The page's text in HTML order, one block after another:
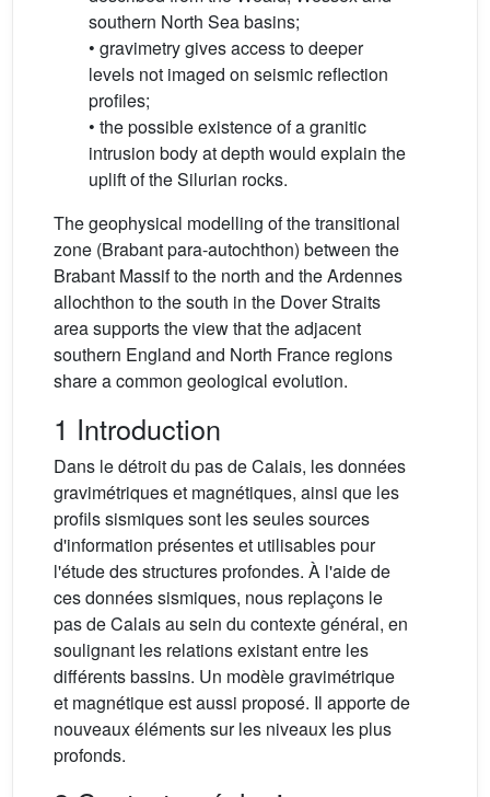
southern North Sea basins;
• gravimetry gives access to deeper
levels not imaged on seismic reflection
profiles;
• the possible existence of a granitic
intrusion body at depth would explain the
uplift of the Silurian rocks.
The geophysical modelling of the transitional
zone (Brabant para-autochthon) between the
Brabant Massif to the north and the Ardennes
allochthon to the south in the Dover Straits
area supports the view that the adjacent
southern England and North France regions
share a common geological evolution.
1 Introduction
Dans le détroit du pas de Calais, les données
gravimétriques et magnétiques, ainsi que les
profils sismiques sont les seules sources
d'information présentes et utilisables pour
l'étude des structures profondes. À l'aide de
ces données sismiques, nous replaçons le
pas de Calais au sein du contexte général, en
soulignant les relations existant entre les
différents bassins. Un modèle gravimétrique
et magnétique est aussi proposé. Il apporte de
nouveaux éléments sur les niveaux les plus
profonds.